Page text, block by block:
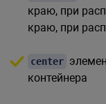
краю, при
краю, при
center
контейнера